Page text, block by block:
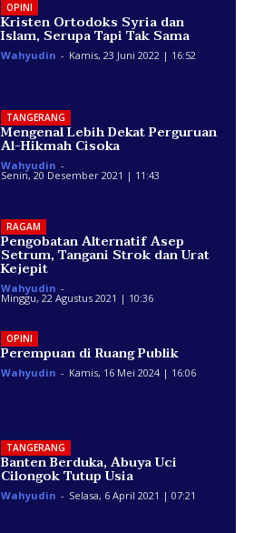
OPINI
Kristen Ortodoks Syria dan
Islam, Serupa Tapi Tak Sama
Wahyudin - Kamis, 23 Juni 2022 | 16:52
TANGERANG
Mengenal Lebih Dekat Perguruan
Al-Hikmah Cisoka
Wahyudin -
Senin, 20 Desember 2021 | 11:43
RAGAM
Pengobatan Alternatif Asep
Setrum, Tangani Strok dan Urat
Kejepit
Wahyudin -
Minggu, 22 Agustus 2021 | 10:36
OPINI
Perempuan di Ruang Publik
Wahyudin - Kamis, 16 Mei 2024 | 16:06
TANGERANG
Banten Berduka, Abuya Uci
Cilongok Tutup Usia
Wahyudin - Selasa, 6 April 2021 | 07:21